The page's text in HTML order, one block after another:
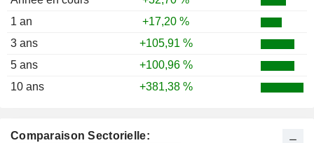
1 an
+17,20 %
3 ans
+105,91 %
5 ans
+100,96 %
10 ans
+381,38 %
Comparaison Sectorielle: